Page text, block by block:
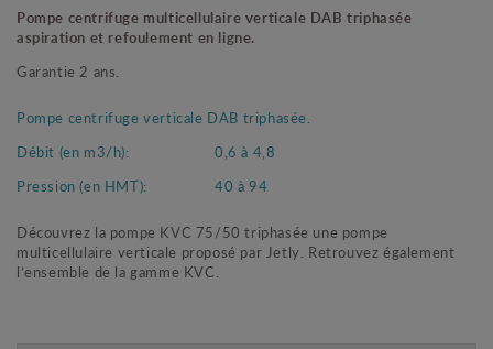
Pompe centrifuge multicellulaire verticale DAB triphasée
aspiration et refoulement en ligne.
Garantie 2 ans.
Pompe centrifuge verticale DAB triphasée.
Débit (en m3/h):
0,6 à 4,8
Pression (en HMT):
40 à 94
Découvrez la pompe KVC 75/50 triphasée une pompe
multicellulaire verticale proposé par Jetly. Retrouvez également
l’ensemble de la gamme KVC.